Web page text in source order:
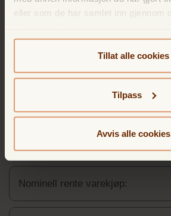
eller som de har samlet inn gjennom
Tillat alle cookies
Tilpass
Avvis alle cookies
Prisliste
Rente
Nominell rente varekjøp: